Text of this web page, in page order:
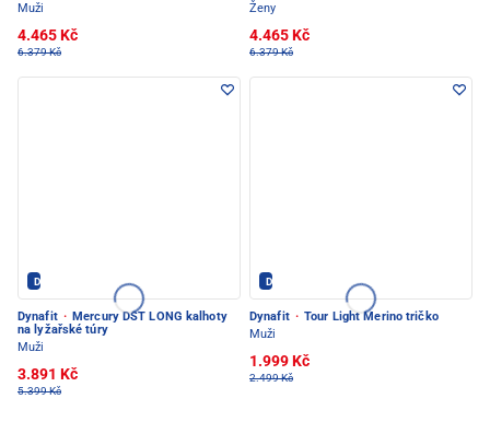
Muži
4.465 Kč
6.379 Kč
Ženy
4.465 Kč
6.379 Kč
Dynafit - PEC POD SNĚŽKOU
Dynafit · Mercury DST LONG kalhoty
na lyžařské túry
Muži
3.891 Kč
5.399 Kč
Dynafit - PEC POD SNĚŽKOU
Dynafit · Tour Light Merino tričko
Muži
1.999 Kč
2.499 Kč